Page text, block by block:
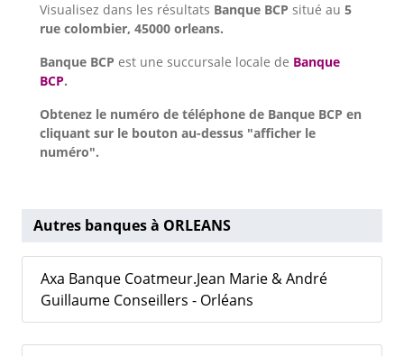
Visualisez dans les résultats Banque BCP situé au 5
rue colombier, 45000 orleans.
Banque BCP est une succursale locale de Banque
BCP.
Obtenez le numéro de téléphone de Banque BCP en
cliquant sur le bouton au-dessus "afficher le
numéro".
Autres banques à ORLEANS
Axa Banque Coatmeur.Jean Marie & André
Guillaume Conseillers - Orléans